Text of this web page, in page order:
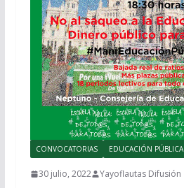
CONVOCATORIAS EDUCACIÓN PÚBLICA
30 julio, 2022 Yayoflautas Difusión